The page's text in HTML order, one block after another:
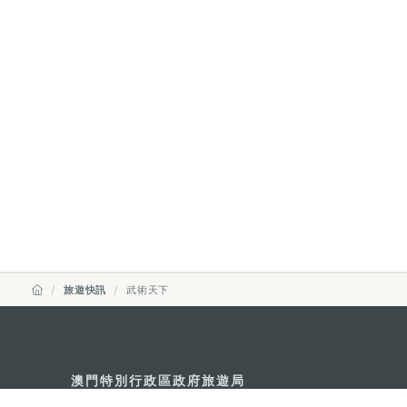
旅遊快訊 武術天下
澳門特別行政區政府旅遊局